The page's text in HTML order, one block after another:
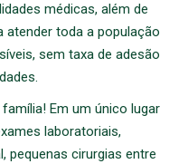
médicas, além de
toda a população
sem taxa de adesão
Em um único lugar
laboratoriais,
pequenas cirurgias entre